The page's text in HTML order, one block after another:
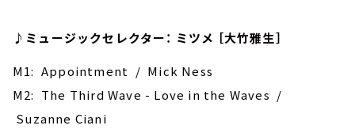
♪ミュージックセレクター： ミツメ ［大竹雅生］
M1: Appointment / Mick Ness
M2: The Third Wave - Love in the Waves /
Suzanne Ciani